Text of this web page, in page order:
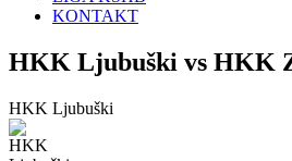
KONTAKT
HKK Ljubuški vs HKK
HKK Ljubuški